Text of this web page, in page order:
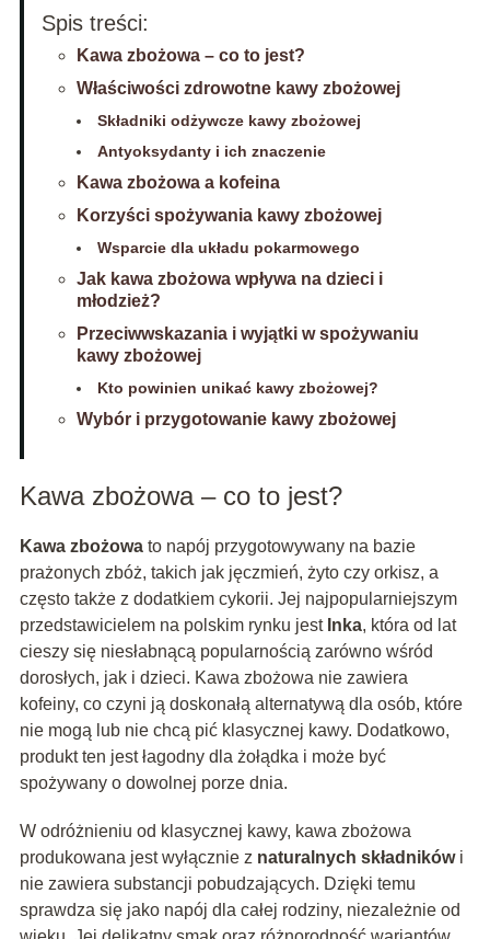
Spis treści:
Kawa zbożowa – co to jest?
Właściwości zdrowotne kawy zbożowej
Składniki odżywcze kawy zbożowej
Antyoksydanty i ich znaczenie
Kawa zbożowa a kofeina
Korzyści spożywania kawy zbożowej
Wsparcie dla układu pokarmowego
Jak kawa zbożowa wpływa na dzieci i
młodzież?
Przeciwwskazania i wyjątki w spożywaniu
kawy zbożowej
Kto powinien unikać kawy zbożowej?
Wybór i przygotowanie kawy zbożowej
Kawa zbożowa – co to jest?
Kawa zbożowato napój przygotowywany na bazie
prażonych zbóż, takich jak jęczmień, żyto czy orkisz, a
często także z dodatkiem cykorii. Jej najpopularniejszym
przedstawicielem na polskim rynku jest Inka, która od lat
cieszy się niesłabnącą popularnością zarówno wśród
dorosłych, jak i dzieci. Kawa zbożowa nie zawiera
kofeiny, co czyni ją doskonałą alternatywą dla osób, które
nie mogą lub nie chcą pić klasycznej kawy. Dodatkowo,
produkt ten jest łagodny dla żołądka i może być
spożywany o dowolnej porze dnia.
W odróżnieniu od klasycznej kawy, kawa zbożowa
produkowana jest wyłącznie z naturalnych składnikówi
nie zawiera substancji pobudzających. Dzięki temu
sprawdza się jako napój dla całej rodziny, niezależnie od